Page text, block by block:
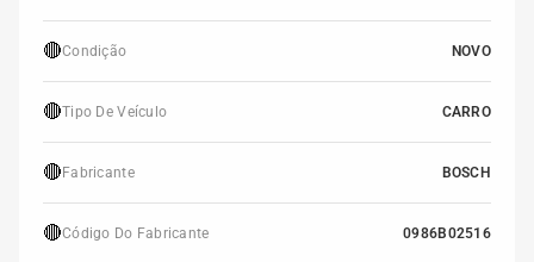
🔴Condição NOVO
🔴Tipo De Veículo CARRO
🔴 Fabricante BOSCH
🔴Código Do Fabricante 0986B02516